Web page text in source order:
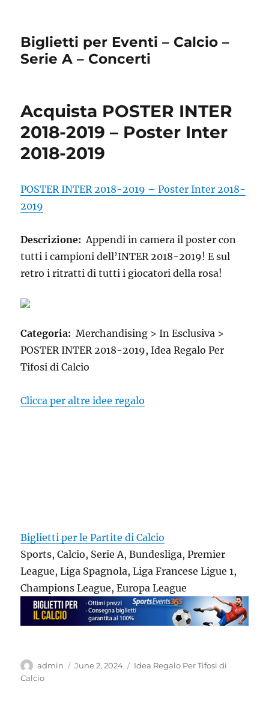
Biglietti per Eventi – Calcio –
Serie A – Concerti
Acquista POSTER INTER
2018-2019 – Poster Inter
2018-2019
POSTER INTER 2018-2019 – Poster Inter 2018-
2019
Descrizione:Appendi in camera il poster con
tutti i campioni dell’INTER 2018-2019! E sul
retro i ritratti di tutti i giocatori della rosa!
Categoria: Merchandising > In Esclusiva >
POSTER INTER 2018-2019, Idea Regalo Per
Tifosi di Calcio
Clicca per altre idee regalo
Biglietti per le Partite di Calcio
Sports, Calcio, Serie A, Bundesliga, Premier
League, Liga Spagnola, Liga Francese Ligue 1,
Champions League, Europa League
Author
admin
Posted
June 2, 2024 Categories
Idea Regalo Per Tifosi di
Calcio